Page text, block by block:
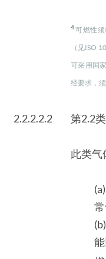
4可燃性
（见ISO
可采用国
经要求，
2.2.2.2.2 第2.2
此类气